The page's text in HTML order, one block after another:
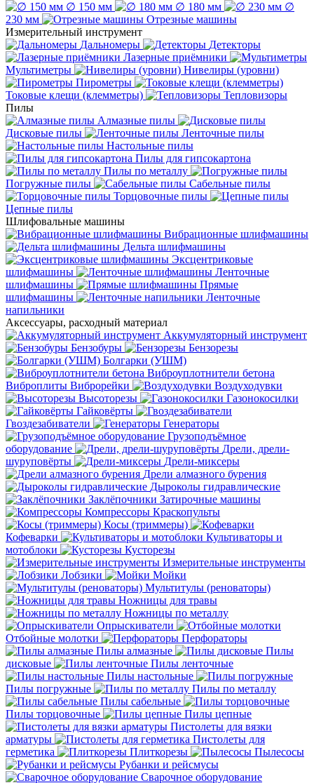
∅ 150 мм
∅ 180 мм
∅
230 мм
Отрезные машины
Измерительный инструмент
Дальномеры
Детекторы
Лазерные приёмники
Мультиметры
Нивелиры (уровни)
Пирометры
Токовые клещи (клемметры)
Тепловизоры
Пилы
Алмазные пилы
Дисковые пилы
Ленточные пилы
Настольные пилы
Пилы для гипсокартона
Пилы по металлу
Погружные пилы
Сабельные пилы
Торцовочные пилы
Цепные пилы
Шлифовальные машины
Вибрационные шлифмашины
Дельта шлифмашины
Эксцентриковые
шлифмашины
Ленточные
шлифмашины
Прямые
шлифмашины
Ленточные
напильники
Аксессуары, расходный материал
Аккумуляторный инструмент
Бензобуры
Бензорезы
Болгарки (УШМ)
Виброуплотнители бетона
Виброплиты Виброрейки
Воздуходувки
Высоторезы
Газонокосилки
Гайковёрты
Гвоздезабиватели
Генераторы
Грузоподъёмное
оборудование
Дрели, дрели-
шуруповёрты
Дрели-миксеры
Дрели алмазного бурения
Дыроколы гидравлические
Заклёпочники Затирочные машины
Компрессоры Краскопульты
Косы (триммеры)
Кофеварки
Культиваторы и
мотоблоки
Кусторезы
Измерительные инструменты
Лобзики
Мойки
Мультитулы (реноваторы)
Ножницы для травы
Ножницы по металлу
Опрыскиватели
Отбойные молотки
Перфораторы
Пилы алмазные
Пилы
дисковые
Пилы ленточные
Пилы настольные
Пилы погружные
Пилы по металлу
Пилы сабельные
Пилы торцовочные
Пилы цепные
Пистолеты для вязки
арматуры
Пистолеты для
герметика
Плиткорезы
Пылесосы
Рубанки и рейсмусы
Сварочное оборудование